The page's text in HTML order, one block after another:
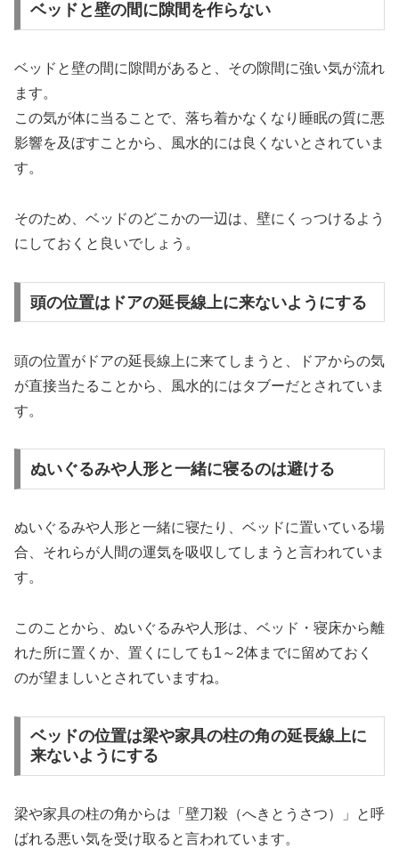
ベッドと壁の間に隙間を作らない
ベッドと壁の間に隙間があると、その隙間に強い気が流れ
ます。
この気が体に当ることで、落ち着かなくなり睡眠の質に悪
影響を及ぼすことから、風水的には良くないとされていま
す。
そのため、ベッドのどこかの一辺は、壁にくっつけるよう
にしておくと良いでしょう。
頭の位置はドアの延長線上に来ないようにする
頭の位置がドアの延長線上に来てしまうと、ドアからの気
が直接当たることから、風水的にはタブーだとされていま
す。
ぬいぐるみや人形と一緒に寝るのは避ける
ぬいぐるみや人形と一緒に寝たり、ベッドに置いている場
合、それらが人間の運気を吸収してしまうと言われていま
す。
このことから、ぬいぐるみや人形は、ベッド・寝床から離
れた所に置くか、置くにしても1～2体までに留めておく
のが望ましいとされていますね。
ベッドの位置は梁や家具の柱の角の延長線上に
来ないようにする
梁や家具の柱の角からは「壁刀殺（へきとうさつ）」と呼
ばれる悪い気を受け取ると言われています。